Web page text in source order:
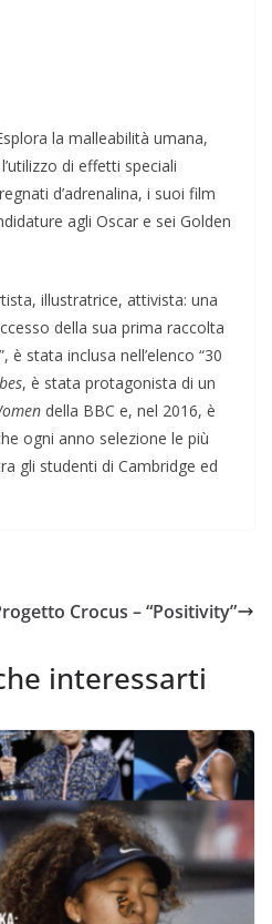
la malleabilità umana,
di effetti speciali
d’adrenalina, i suoi film
agli Oscar e sei Golden
illustratrice, attivista: una
della sua prima raccolta
è stata inclusa nell’elenco “30
, è stata protagonista di un
della BBC e, nel 2016, è
ogni anno selezione le più
gli studenti di Cambridge ed
Crocus – “Positivity”
interessarti